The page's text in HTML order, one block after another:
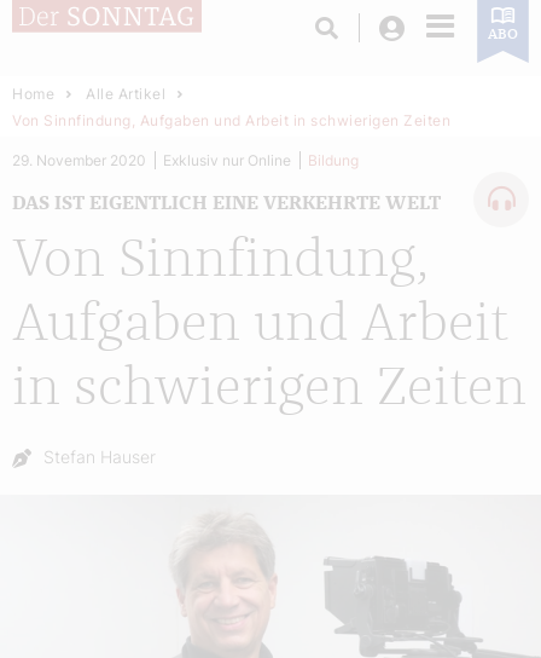
Login ABO
Home
Alle Artikel
Von Sinnfindung, Aufgaben und Arbeit in schwierigen Zeiten
Von Sinnfindung,
Aufgaben und Arbeit
in schwierigen Zeiten
DAS IST EIGENTLICH EINE VERKEHRTE WELT
29. November 2020 Exklusiv nur Online Bildung
Autor:
Stefan Hauser